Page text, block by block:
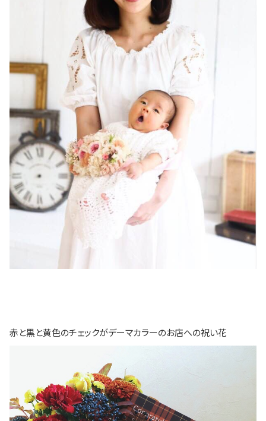
赤と黒と黄色のチェックがデーマカラーのお店への祝い花